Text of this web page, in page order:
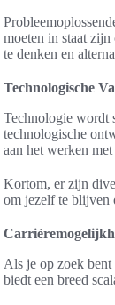
moeten in staat zijn
te denken en
Technologische
Technologie wordt
technologische
aan het werken
Kortom, er zijn
om jezelf te blijven
Als je op zoek bent
biedt een breed